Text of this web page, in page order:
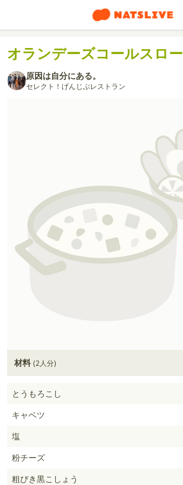
オランデーズコールスロー
原因は自分にある。
セレクト！げんじぶレストラン
材料 (2人分)
とうもろこし
キャベツ
塩
粉チーズ
粗びき黒こしょう